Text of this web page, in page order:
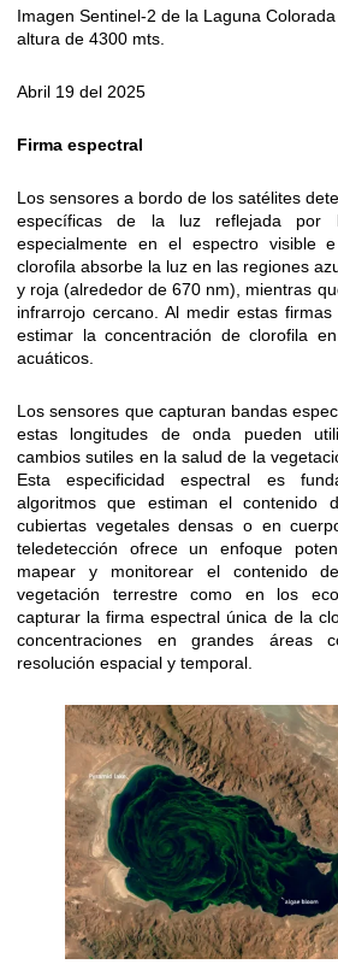
Imagen Sentinel-2 de la Laguna
altura de 4300 mts.
Abril 19 del 2025
Firma espectral
Los sensores a bordo de los satélites
específicas de la luz reflejada por
especialmente en el espectro visible
clorofila absorbe la luz en las regiones
y roja (alrededor de 670 nm), mientras
infrarrojo cercano. Al medir estas
estimar la concentración de clorofila
acuáticos.
Los sensores que capturan bandas
estas longitudes de onda pueden
cambios sutiles en la salud de la
Esta especificidad espectral es
algoritmos que estiman el contenido
cubiertas vegetales densas o en
teledetección ofrece un enfoque
mapear y monitorear el contenido
vegetación terrestre como en los
capturar la firma espectral única de la
concentraciones en grandes áreas
resolución espacial y temporal.